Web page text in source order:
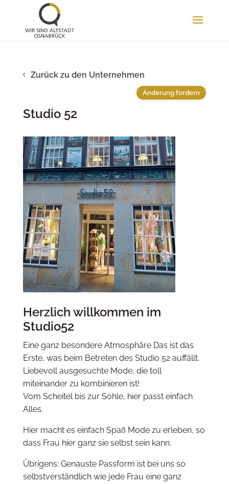
Zurück zu den Unternehmen
Änderung fordern
Studio 52
Herzlich ​willkommen im
Studio52
Eine ganz besondere Atmosphäre Das ist das
Erste, was beim Betreten des Studio 52 auffällt.
​Liebevoll ausgesuchte Mode, die toll
miteinander zu kombinieren ist!
Vom Scheitel bis zur Sohle, hier passt einfach
Alles.
Hier macht es einfach Spaß Mode zu erleben, so
dass Frau hier ganz sie selbst sein kann.
Übrigens: Genauste Passform ist bei uns so
selbstverständlich wie jede Frau eine ganz